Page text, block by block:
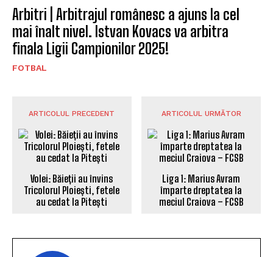
Arbitri | Arbitrajul românesc a ajuns la cel
mai înalt nivel. Istvan Kovacs va arbitra
finala Ligii Campionilor 2025!
FOTBAL
ARTICOLUL PRECEDENT
Volei: Băieții au învins
Tricolorul Ploiești, fetele
au cedat la Pitești
ARTICOLUL URMĂTOR
Liga 1: Marius Avram
împarte dreptatea la
meciul Craiova – FCSB